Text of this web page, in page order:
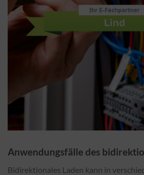
Anwendungsfälle des
Bidirektionales Laden kann in